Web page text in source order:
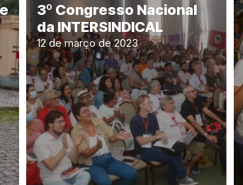
3º Congresso Nacional
da INTERSINDICAL
12 de março de 2023